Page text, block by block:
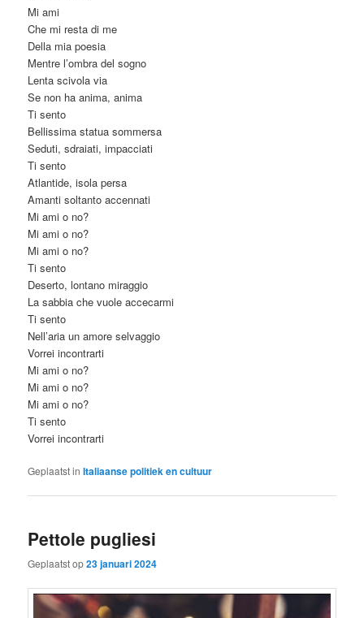
Mi ami
Che mi resta di me
Della mia poesia
Mentre l’ombra del sogno
Lenta scivola via
Se non ha anima, anima
Ti sento
Bellissima statua sommersa
Seduti, sdraiati, impacciati
Ti sento
Atlantide, isola persa
Amanti soltanto accennati
Mi ami o no?
Mi ami o no?
Mi ami o no?
Ti sento
Deserto, lontano miraggio
La sabbia che vuole accecarmi
Ti sento
Nell’aria un amore selvaggio
Vorrei incontrarti
Mi ami o no?
Mi ami o no?
Mi ami o no?
Ti sento
Vorrei incontrarti
Geplaatst in Italiaanse politiek en cultuur
Pettole pugliesi
Geplaatst op23 januari 2024